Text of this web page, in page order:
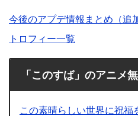
今後のアプデ情報まとめ（追
トロフィー一覧
「このすば」のアニメ
この素晴らしい世界に祝福